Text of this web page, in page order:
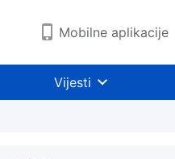
Mobilne aplikacije
Vijesti
48:57